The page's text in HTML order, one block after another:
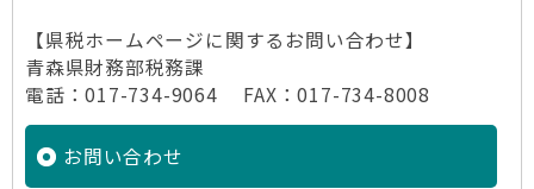
【県税ホームページに関するお問い合わせ】
青森県財務部税務課
電話：017-734-9064 FAX：017-734-8008
お問い合わせ